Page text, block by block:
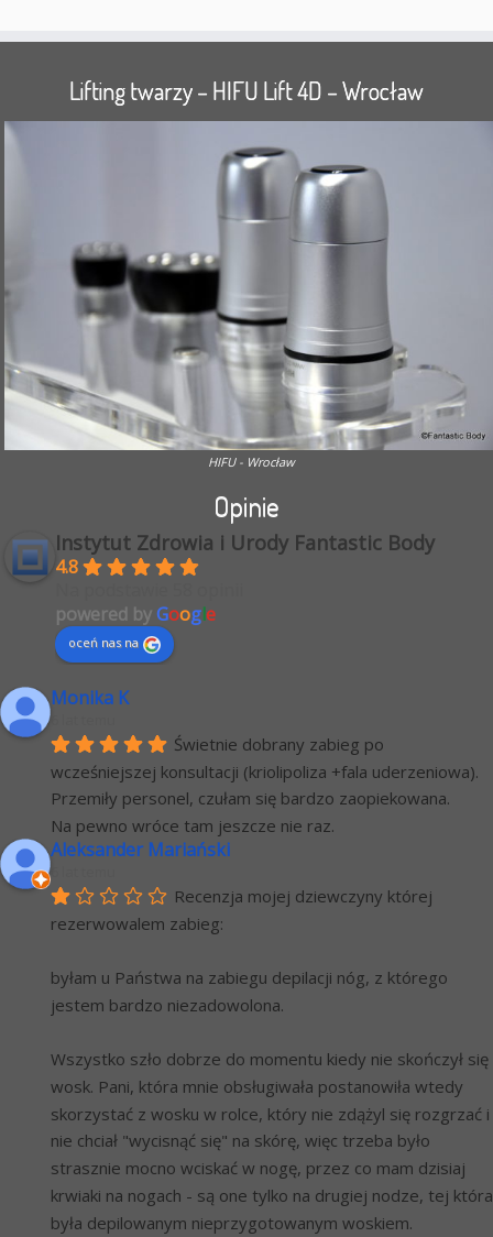
Lifting twarzy – HIFU Lift 4D – Wrocław
HIFU - Wrocław
Opinie
Instytut Zdrowia i Urody Fantastic Body
4.8
powered byGoogle
oceń nas na
Monika K
Świetnie dobrany zabieg po
wcześniejszej konsultacji (kriolipoliza +fala uderzeniowa).
Przemiły personel, czułam się bardzo zaopiekowana.
Na pewno wróce tam jeszcze nie raz.
Aleksander Mariański
Recenzja mojej dziewczyny której
rezerwowalem zabieg:
byłam u Państwa na zabiegu depilacji nóg, z którego
jestem bardzo niezadowolona.
Wszystko szło dobrze do momentu kiedy nie skończył się
wosk. Pani, która mnie obsługiwała postanowiła wtedy
skorzystać z wosku w rolce, który nie zdążyl się rozgrzać i
nie chciał "wycisnąć się" na skórę, więc trzeba było
strasznie mocno wciskać w nogę, przez co mam dzisiaj
krwiaki na nogach - są one tylko na drugiej nodze, tej która
była depilowanym nieprzygotowanym woskiem.